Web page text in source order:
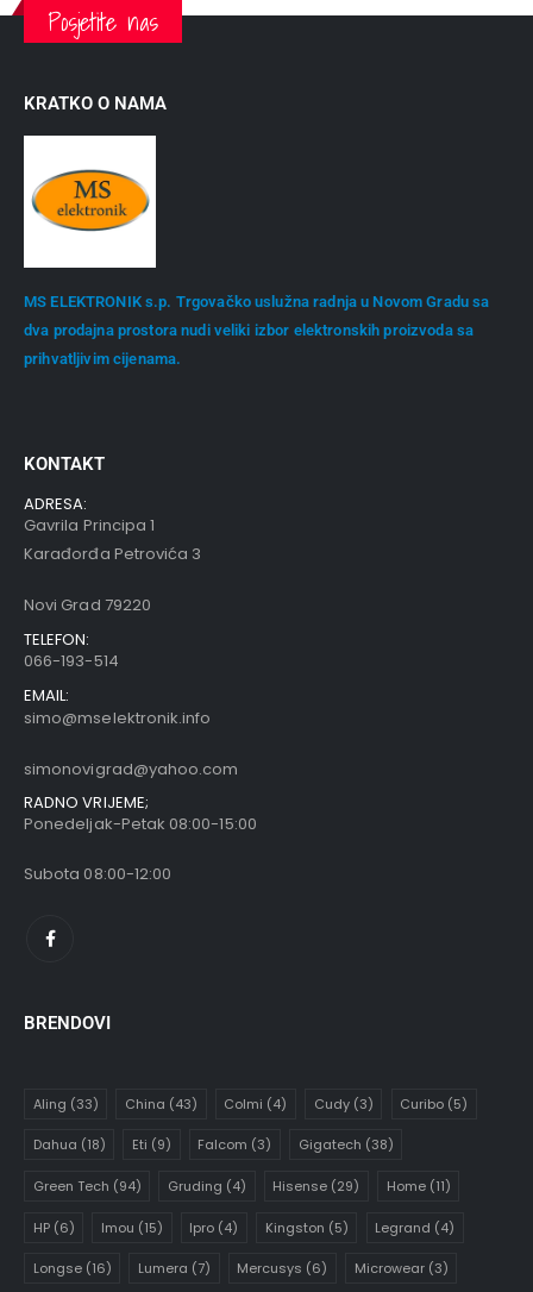
Posjetite nas
KRATKO O NAMA
MS ELEKTRONIK s.p. Trgovačko uslužna radnja u Novom Gradu sa
dva prodajna prostora nudi veliki izbor elektronskih proizvoda sa
prihvatljivim cijenama.
KONTAKT
ADRESA:
Gavrila Principa 1
Karađorđa Petrovića 3
Novi Grad 79220
TELEFON:
066-193-514
EMAIL:
simo@mselektronik.info
simonovigrad@yahoo.com
RADNO VRIJEME;
Ponedeljak-Petak 08:00-15:00
Subota 08:00-12:00
BRENDOVI
Aling (33) China (43) Colmi (4) Cudy(3) Curibo (5)
Dahua (18) Eti (9) Falcom (3) Gigatech (38)
Green Tech (94) Gruding (4) Hisense (29) Home(11)
HP(6) Imou (15) Ipro (4) Kingston (5) Legrand (4)
Longse(16) Lumera (7) Mercusys (6) Microwear(3)